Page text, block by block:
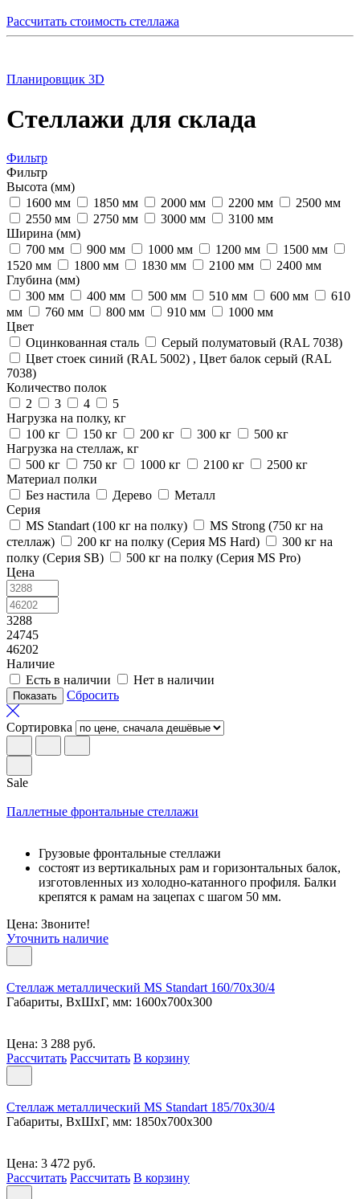
Рассчитать стоимость стеллажа
Планировщик 3D
Стеллажи для склада
Фильтр
Фильтр
Высота (мм)
1600 мм
1850 мм 2000 мм 2200 мм
2500 мм
2550 мм
2750 мм 3000 мм
3100 мм
Ширина (мм)
700 мм
900 мм 1000 мм 1200 мм
1500 мм
1520 мм
1800 мм 1830 мм 2100 мм
2400 мм
Глубина (мм)
300 мм
400 мм 500 мм 510 мм 600 мм
610
мм
760 мм 800 мм 910 мм
1000 мм
Цвет
Оцинкованная сталь
Серый полуматовый (RAL 7038)
Цвет стоек синий (RAL 5002) , Цвет балок серый (RAL
7038)
Количество полок
2
3 4
5
Нагрузка на полку, кг
100 кг
150 кг 200 кг 300 кг
500 кг
Нагрузка на стеллаж, кг
500 кг
750 кг 1000 кг 2100 кг
2500 кг
Материал полки
Без настила
Дерево
Металл
Серия
MS Standart (100 кг на полку)
MS Strong (750 кг на
стеллаж)
200 кг на полку (Серия MS Hard)
300 кг на
полку (Серия SB)
500 кг на полку (Серия MS Pro)
Цена
3288
24745
46202
Наличие
Есть в наличии
Нет в наличии
Сбросить
Сортировка
Sale
Паллетные фронтальные стеллажи
Грузовые фронтальные стеллажи
состоят из вертикальных рам и горизонтальных балок,
изготовленных из холодно-катанного профиля. Балки
крепятся к рамам на зацепах с шагом 50 мм.
Цена: Звоните!
Уточнить наличие
Стеллаж металлический MS Standart 160/70x30/4
Габариты, ВxШxГ, мм: 1600x700x300
Цена: 3 288 руб.
Рассчитать Рассчитать В корзину
Стеллаж металлический MS Standart 185/70x30/4
Габариты, ВxШxГ, мм: 1850x700x300
Цена: 3 472 руб.
Рассчитать Рассчитать В корзину